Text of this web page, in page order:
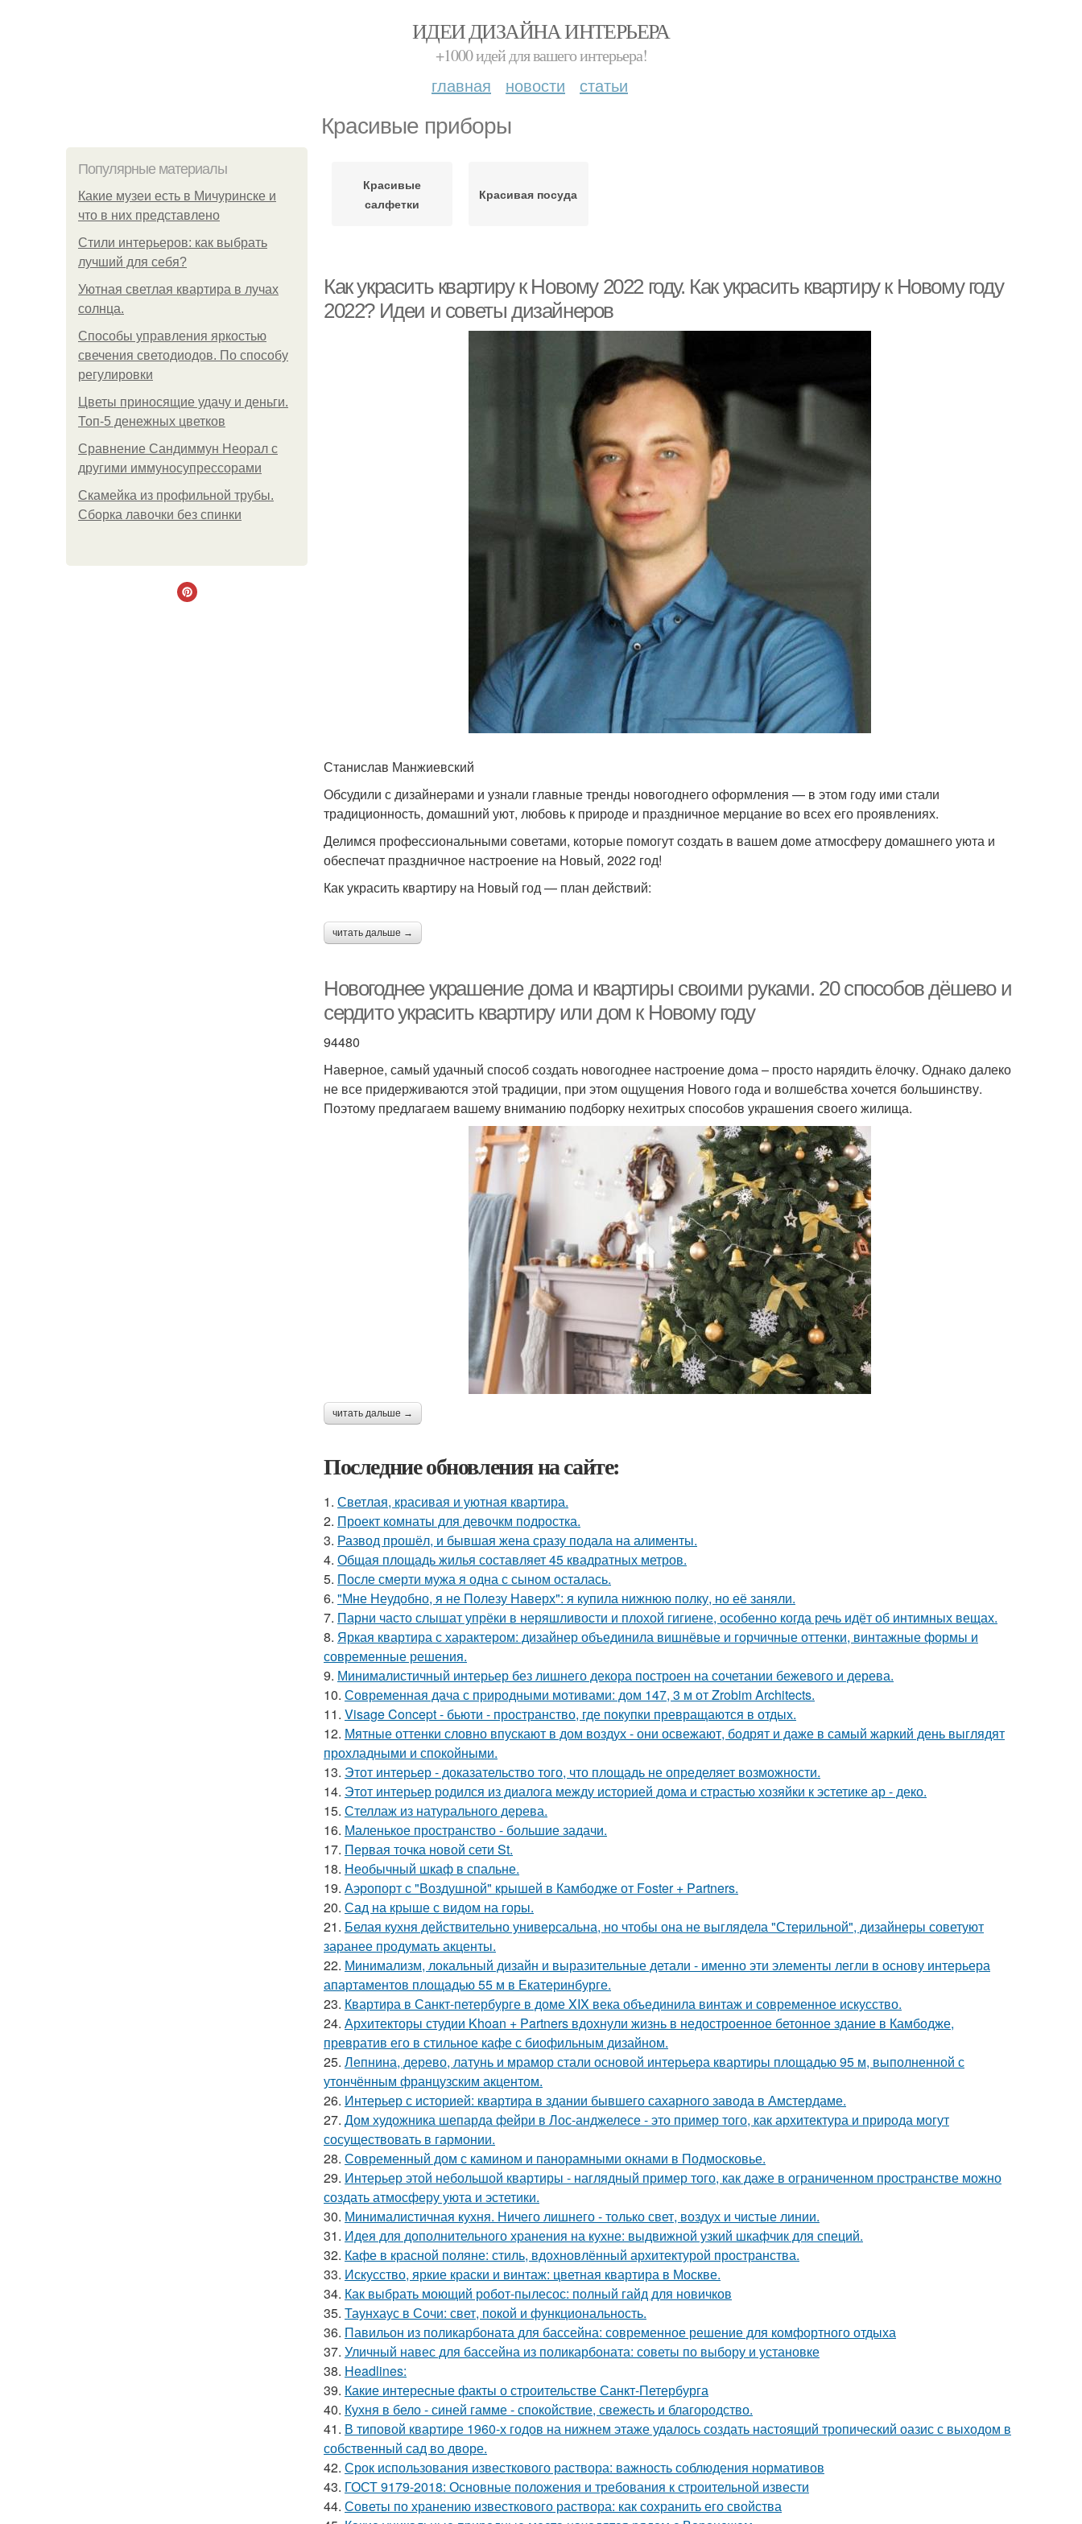
ИДЕИ ДИЗАЙНА ИНТЕРЬЕРА
+1000 идей для вашего интерьера!
главная новости статьи
Красивые приборы
Популярные материалы
Какие музеи есть в Мичуринске и
что в них представлено
Стили интерьеров: как выбрать
лучший для себя?
Уютная светлая квартира в лучах
солнца.
Способы управления яркостью
свечения светодиодов. По способу
регулировки
Цветы приносящие удачу и деньги.
Топ-5 денежных цветков
Сравнение Сандиммун Неорал с
другими иммуносупрессорами
Скамейка из профильной трубы.
Сборка лавочки без спинки
Красивые
салфетки
Красивая посуда
Как украсить квартиру к Новому 2022 году. Как украсить квартиру к Новому году
2022? Идеи и советы дизайнеров
Станислав Манжиевский
Обсудили с дизайнерами и узнали главные тренды новогоднего оформления — в этом году ими стали
традиционность, домашний уют, любовь к природе и праздничное мерцание во всех его проявлениях.
Делимся профессиональными советами, которые помогут создать в вашем доме атмосферу домашнего уюта и
обеспечат праздничное настроение на Новый, 2022 год!
Как украсить квартиру на Новый год — план действий:
читать дальше →
Новогоднее украшение дома и квартиры своими руками. 20 способов дёшево и
сердито украсить квартиру или дом к Новому году
94480
Наверное, самый удачный способ создать новогоднее настроение дома – просто нарядить ёлочку. Однако далеко
не все придерживаются этой традиции, при этом ощущения Нового года и волшебства хочется большинству.
Поэтому предлагаем вашему вниманию подборку нехитрых способов украшения своего жилища.
читать дальше →
Последние обновления на сайте:
1. Светлая, красивая и уютная квартира.
2. Проект комнаты для девочкм подростка.
3. Развод прошёл, и бывшая жена сразу подала на алименты.
4. Общая площадь жилья составляет 45 квадратных метров.
5. После смерти мужа я одна с сыном осталась.
6. "Мне Неудобно, я не Полезу Наверх": я купила нижнюю полку, но её заняли.
7. Парни часто слышат упрёки в неряшливости и плохой гигиене, особенно когда речь идёт об интимных вещах.
8. Яркая квартира с характером: дизайнер объединила вишнёвые и горчичные оттенки, винтажные формы и
современные решения.
9. Минималистичный интерьер без лишнего декора построен на сочетании бежевого и дерева.
10. Современная дача с природными мотивами: дом 147, 3 м от Zrobim Architects.
11. Visage Concept - бьюти - пространство, где покупки превращаются в отдых.
12. Мятные оттенки словно впускают в дом воздух - они освежают, бодрят и даже в самый жаркий день выглядят
прохладными и спокойными.
13. Этот интерьер - доказательство того, что площадь не определяет возможности.
14. Этот интерьер родился из диалога между историей дома и страстью хозяйки к эстетике ар - деко.
15. Стеллаж из натурального дерева.
16. Маленькое пространство - большие задачи.
17. Первая точка новой сети St.
18. Необычный шкаф в спальне.
19. Аэропорт с "Воздушной" крышей в Камбодже от Foster + Partners.
20. Сад на крыше с видом на горы.
21. Белая кухня действительно универсальна, но чтобы она не выглядела "Стерильной", дизайнеры советуют
заранее продумать акценты.
22. Минимализм, локальный дизайн и выразительные детали - именно эти элементы легли в основу интерьера
апартаментов площадью 55 м в Екатеринбурге.
23. Квартира в Санкт-петербурге в доме XIX века объединила винтаж и современное искусство.
24. Архитекторы студии Khoan + Partners вдохнули жизнь в недостроенное бетонное здание в Камбодже,
превратив его в стильное кафе с биофильным дизайном.
25. Лепнина, дерево, латунь и мрамор стали основой интерьера квартиры площадью 95 м, выполненной с
утончённым французским акцентом.
26. Интерьер с историей: квартира в здании бывшего сахарного завода в Амстердаме.
27. Дом художника шепарда фейри в Лос-анджелесе - это пример того, как архитектура и природа могут
сосуществовать в гармонии.
28. Современный дом с камином и панорамными окнами в Подмосковье.
29. Интерьер этой небольшой квартиры - наглядный пример того, как даже в ограниченном пространстве можно
создать атмосферу уюта и эстетики.
30. Минималистичная кухня. Ничего лишнего - только свет, воздух и чистые линии.
31. Идея для дополнительного хранения на кухне: выдвижной узкий шкафчик для специй.
32. Кафе в красной поляне: стиль, вдохновлённый архитектурой пространства.
33. Искусство, яркие краски и винтаж: цветная квартира в Москве.
34. Как выбрать моющий робот-пылесос: полный гайд для новичков
35. Таунхаус в Сочи: свет, покой и функциональность.
36. Павильон из поликарбоната для бассейна: современное решение для комфортного отдыха
37. Уличный навес для бассейна из поликарбоната: советы по выбору и установке
38. Headlines:
39. Какие интересные факты о строительстве Санкт-Петербурга
40. Кухня в бело - синей гамме - спокойствие, свежесть и благородство.
41. В типовой квартире 1960-х годов на нижнем этаже удалось создать настоящий тропический оазис с выходом в
собственный сад во дворе.
42. Срок использования известкового раствора: важность соблюдения нормативов
43. ГОСТ 9179-2018: Основные положения и требования к строительной извести
44. Советы по хранению известкового раствора: как сохранить его свойства